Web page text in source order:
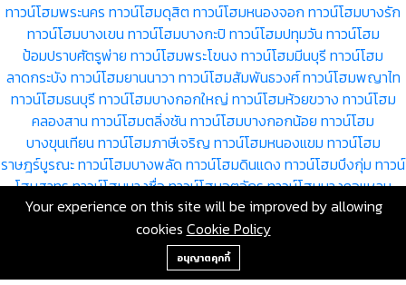
ทาวน์โฮมพระนคร ทาวน์โฮมดุสิต ทาวน์โฮมหนองจอก ทาวน์โฮมบางรัก
ทาวน์โฮมบางเขน ทาวน์โฮมบางกะปิ ทาวน์โฮมปทุมวัน ทาวน์โฮม
ป้อมปราบศัตรูพ่าย ทาวน์โฮมพระโขนง ทาวน์โฮมมีนบุรี ทาวน์โฮม
ลาดกระบัง ทาวน์โฮมยานนาวา ทาวน์โฮมสัมพันธวงศ์ทาวน์โฮมพญาไท
ทาวน์โฮมธนบุรี ทาวน์โฮมบางกอกใหญ่ ทาวน์โฮมห้วยขวาง ทาวน์โฮม
คลองสาน ทาวน์โฮมตลิ่งชัน ทาวน์โฮมบางกอกน้อย ทาวน์โฮม
บางขุนเทียน ทาวน์โฮมภาษีเจริญ ทาวน์โฮมหนองแขม ทาวน์โฮม
ราษฎร์บูรณะทาวน์โฮมบางพลัด ทาวน์โฮมดินแดง ทาวน์โฮมบึงกุ่ม ทาวน์
โฮมสาทรทาวน์โฮมบางซื่อทาวน์โฮมจตุจักรทาวน์โฮมบางคอแหลม
ทาวน์โฮมประเวศทาวน์โฮมคลองเตยทาวน์โฮมสวนหลวงทาวน์โฮม
ทาวน์โฮมดอนเมืองทาวน์โฮมราชเทวีทาวน์โฮมลาดพร้าว
ทาวน์โฮมหลักสี่
ทาวน์โฮมสะพานสูงทาวน์โฮมวังทองหลาง
+66-2-840-2224, 081-638-9190
Your experience on this site will be improved by allowing
cookies Cookie Policy
อนุญาตคุกกี้